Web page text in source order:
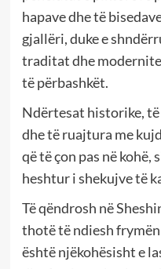
hapave dhe të
gjallëri, duke e
traditat dhe
të përbashkët.
Ndërtesat historike,
dhe të ruajtura me
që të çon pas në
heshtur i shekujve të
Të qëndrosh në
thotë të ndiesh frymën
është njëkohësisht e